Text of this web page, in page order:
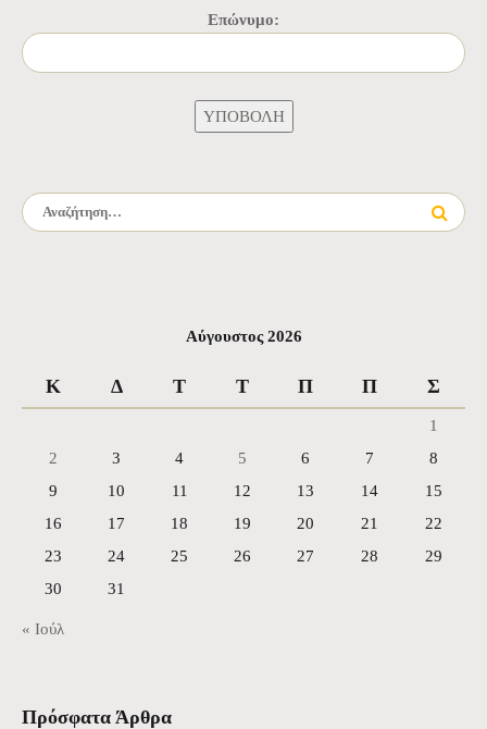
Επώνυμο:
Αναζήτηση για:
Αύγουστος 2026
Κ Δ Τ Τ Π Π Σ
1
2
3 4 5 6 7
8
9
10 11 12 13 14
15
16
17 18 19 20 21
22
23
24 25 26 27 28
29
30
31
« Ιούλ
Πρόσφατα Άρθρα